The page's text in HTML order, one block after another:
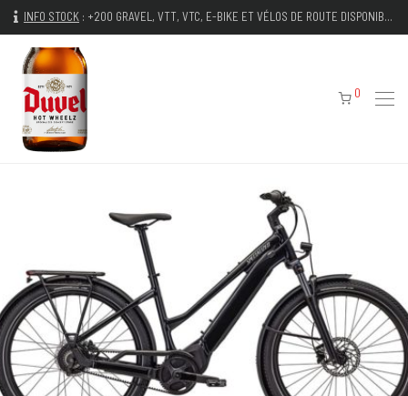
INFO STOCK : +200 GRAVEL, VTT, VTC, E-BIKE ET VÉLOS DE ROUTE DISPONIBLES IMMÉDIATEMENT
0